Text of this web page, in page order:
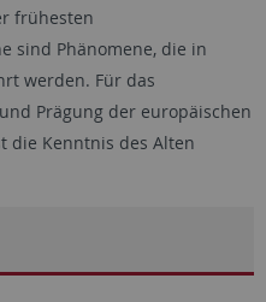
frühesten
sind Phänomene, die in
werden. Für das
Prägung der europäischen
die Kenntnis des Alten